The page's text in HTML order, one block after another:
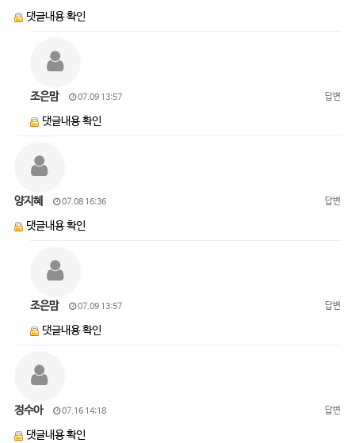
댓글내용 확인
조은맘 07.09 13:57 답변
댓글내용 확인
양지혜 07.08 16:36 답변
댓글내용 확인
조은맘 07.09 13:57 답변
댓글내용 확인
정수아 07.16 14:18 답변
댓글내용 확인